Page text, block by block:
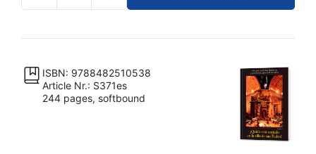
sentado
la
silla
de
ISBN: 9788482510538
Article Nr.: S371es
244 pages, softbound